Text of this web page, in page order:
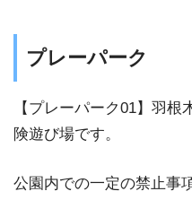
プレーパーク
【プレーパーク01】羽
険遊び場です。
公園内での一定の禁止事